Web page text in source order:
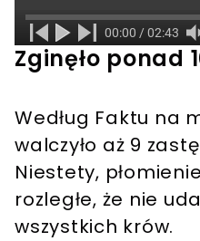
Zginęło ponad
Według Faktu na
walczyło aż 9
Niestety,
rozległe, że nie
wszystkich krów.